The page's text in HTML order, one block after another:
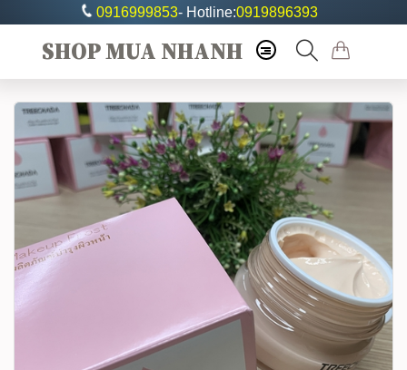
0916999853- Hotline:0919896393
SHOP MUA NHANH